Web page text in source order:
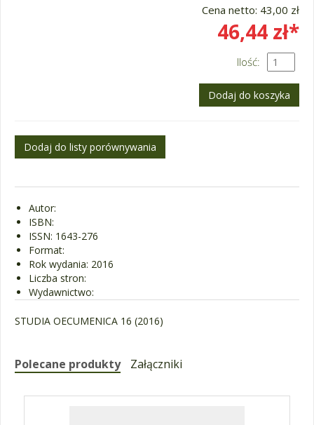
Cena netto: 43,00 zł
46,44 zł*
Ilość:
Autor:
ISBN:
ISSN: 1643-276
Format:
Rok wydania: 2016
Liczba stron:
Wydawnictwo:
STUDIA OECUMENICA 16 (2016)
Polecane produkty Załączniki